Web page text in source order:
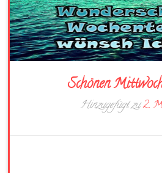
Schönen
Hinzugefügt zu2.